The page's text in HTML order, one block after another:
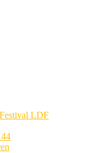
LDF